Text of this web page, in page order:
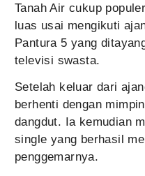
Tanah Air cukup
luas usai mengikuti
Pantura 5 yang
televisi swasta.
Setelah keluar dari
berhenti dengan
dangdut. Ia kemudian
single yang berhasil
penggemarnya.